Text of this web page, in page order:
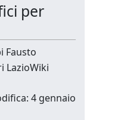
per
Fausto
LazioWiki
4 gennaio